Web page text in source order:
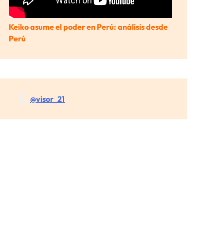
Keiko asume el poder en Perú: análisis desde
Perú
@visor_21